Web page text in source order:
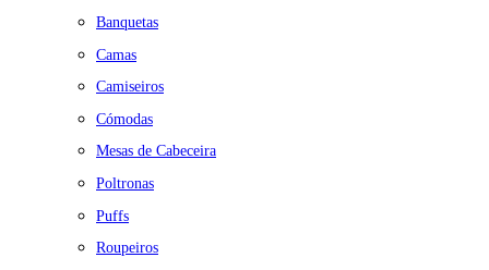
Banquetas
Camas
Camiseiros
Cómodas
Mesas de Cabeceira
Poltronas
Puffs
Roupeiros